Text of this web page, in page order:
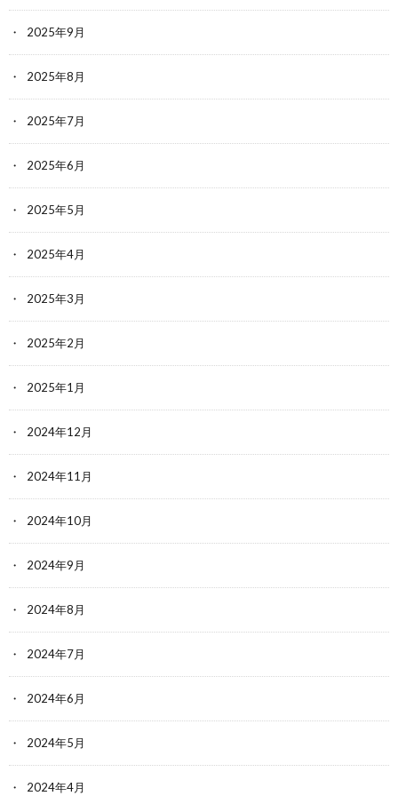
2025年9月
2025年8月
2025年7月
2025年6月
2025年5月
2025年4月
2025年3月
2025年2月
2025年1月
2024年12月
2024年11月
2024年10月
2024年9月
2024年8月
2024年7月
2024年6月
2024年5月
2024年4月